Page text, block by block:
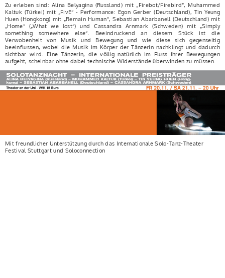
Zu erleben sind: Alina Belyagina (Russland) mit „Firebot/Firebird“, Muhammed
Kaltuk (Türkei) mit „FivE“ - Performance: Egon Gerber (Deutschland), Tin Yeung
Huen (Hongkong) mit „Remain Human“, Sebastian Abarbanell (Deutschland) mit
„Home“ („What we lost“) und Cassandra Arnmark (Schweden) mit „Simply
something somewhere else“. Beeindruckend an diesem Stück ist die
Verwobenheit von Musik und Bewegung und wie diese sich gegenseitig
beeinflussen, wobei die Musik im Körper der Tänzerin nachklingt und dadurch
sichtbar wird. Eine Tänzerin, die völlig natürlich im Fluss ihrer Bewegungen
aufgeht, scheinbar ohne dabei technische Widerstände überwinden zu müssen.
Mit freundlicher Unterstützung durch das Internationale Solo-Tanz-Theater
Festival Stuttgart und Soloconnection